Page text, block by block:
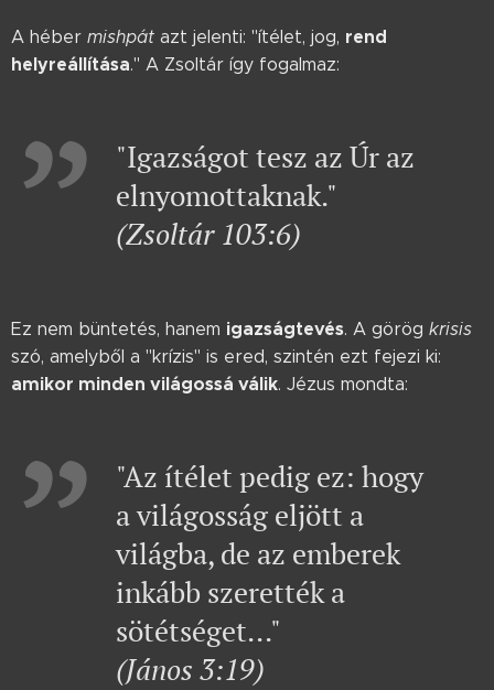
A héber mishpát azt jelenti: "ítélet, jog, rend
helyreállítása." A Zsoltár így fogalmaz:
"Igazságot tesz az Úr az
elnyomottaknak."
(Zsoltár 103:6)
Ez nem büntetés, hanem igazságtevés. A görög krisis
szó, amelyből a "krízis" is ered, szintén ezt fejezi ki:
amikor minden világossá válik. Jézus mondta:
"Az ítélet pedig ez: hogy
a világosság eljött a
világba, de az emberek
inkább szerették a
sötétséget..."
(János 3:19)